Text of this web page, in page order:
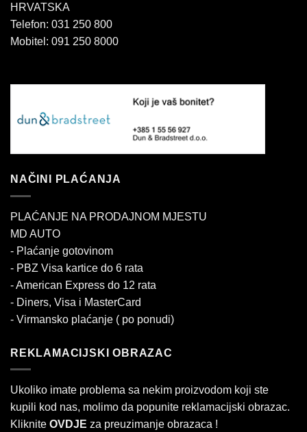
HRVATSKA
Telefon: 031 250 800
Mobitel: 091 250 8000
NAČINI PLAĆANJA
PLAĆANJE NA PRODAJNOM MJESTU
MD AUTO
- Plaćanje gotovinom
- PBZ Visa kartice do 6 rata
- American Express do 12 rata
- Diners, Visa i MasterCard
- Virmansko plaćanje ( po ponudi)
REKLAMACIJSKI OBRAZAC
Ukoliko imate problema sa nekim proizvodom koji ste
kupili kod nas, molimo da popunite reklamacijski obrazac.
Kliknite OVDJE za preuzimanje obrazaca !